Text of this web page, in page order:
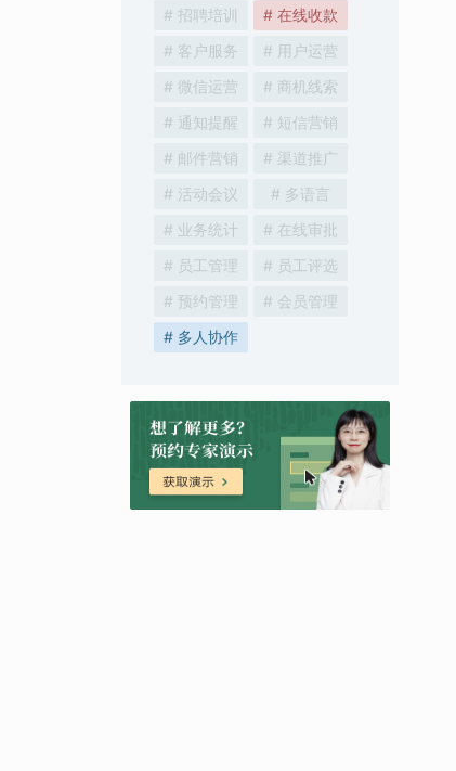
# 招聘培训
# 在线收款
# 客户服务
# 用户运营
# 微信运营
# 商机线索
# 通知提醒
# 短信营销
# 邮件营销
# 渠道推广
# 活动会议
# 多语言
# 业务统计
# 在线审批
# 员工管理
# 员工评选
# 预约管理
# 会员管理
# 多人协作